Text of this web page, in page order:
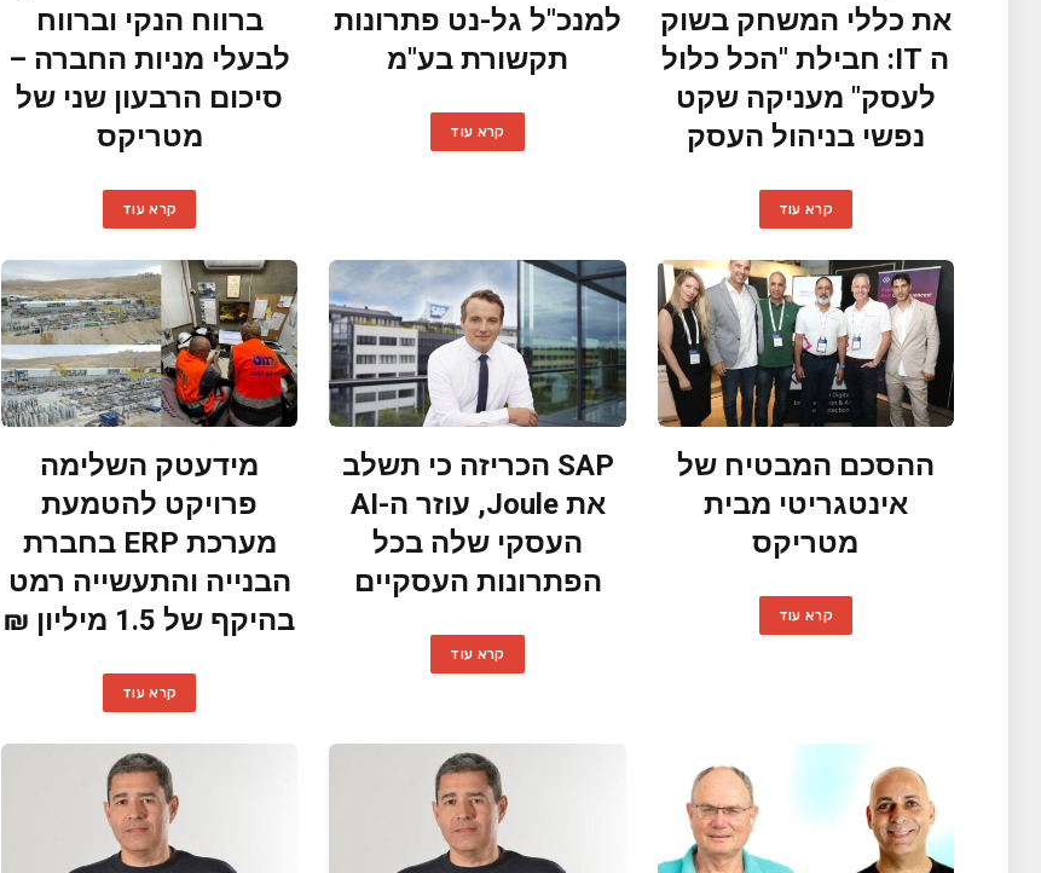
את כללי המשחק בשוק
ה IT: חבילת "הכל כלול
לעסק" מעניקה שקט
נפשי בניהול העסק
קרא עוד
למנכ"ל גל-נט פתרונות
תקשורת בע"מ
קרא עוד
ברווח הנקי וברווח
לבעלי מניות החברה –
סיכום הרבעון שני של
מטריקס
קרא עוד
ההסכם המבטיח של
אינטגריטי מבית
מטריקס
קרא עוד
SAP הכריזה כי תשלב
את Joule, עוזר ה-AI
העסקי שלה בכל
הפתרונות העסקיים
קרא עוד
מידעטק השלימה
פרויקט להטמעת
מערכת ERP בחברת
הבנייה והתעשייה רמט
בהיקף של 1.5 מיליון ₪
קרא עוד